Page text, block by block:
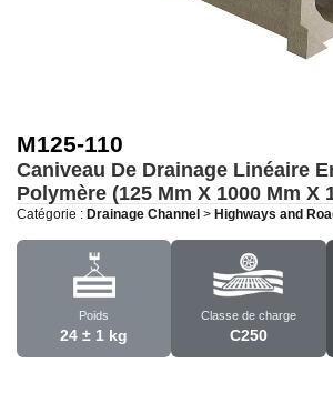
M125-110
Caniveau De Drainage Linéaire
Polymère (125 Mm X 1000 Mm X
Catégorie : Drainage Channel > Highways and
Poids
24 ± 1 kg
Classe de charge
C250